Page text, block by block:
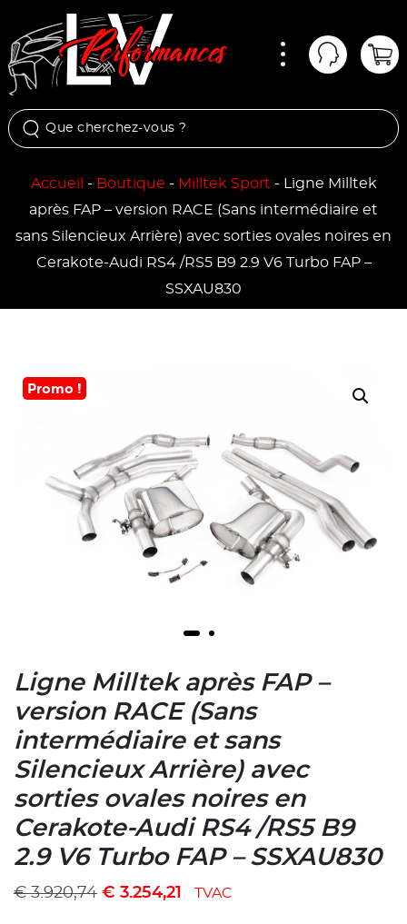
Mon
Accueil - Boutique - Milltek Sport - Ligne Milltek
après FAP – version RACE (Sans intermédiaire et
sans Silencieux Arrière) avec sorties ovales noires en
Cerakote-Audi RS4 /RS5 B9 2.9 V6 Turbo FAP –
SSXAU830
Promo !
Ligne Milltek après FAP –
version RACE (Sans
intermédiaire et sans
Silencieux Arrière) avec
sorties ovales noires en
Cerakote-Audi RS4 /RS5 B9
2.9 V6 Turbo FAP – SSXAU830
€3.920,74 € 3.254,21 TVAC